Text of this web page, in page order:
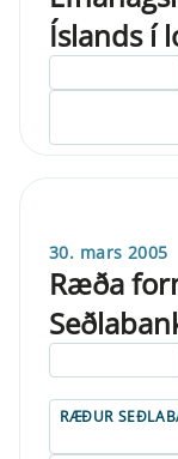
Íslands í
30. mars 2005
Ræða
RÆÐUR